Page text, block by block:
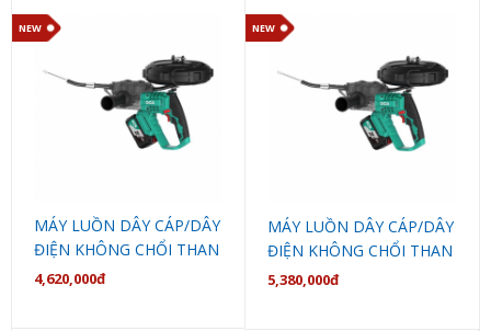
MÁY LUỒN DÂY CÁP/DÂY
ĐIỆN KHÔNG CHỔI THAN
DÙNG PIN ADCX600Z
4,620,000đ
NEW
MÁY LUỒN DÂY CÁP/DÂY
ĐIỆN KHÔNG CHỔI THAN
DÙNG PIN ADCX600DM
5,380,000đ
NEW